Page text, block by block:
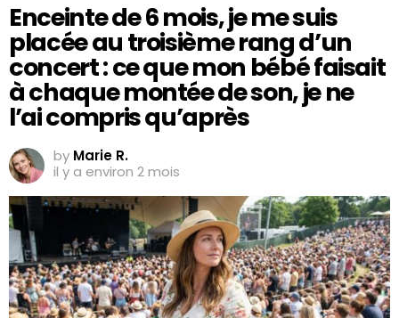
Enceinte de 6 mois, je me suis
placée au troisième rang d’un
concert : ce que mon bébé faisait
à chaque montée de son, je ne
l’ai compris qu’après
by Marie R.
il y a environ 2 mois